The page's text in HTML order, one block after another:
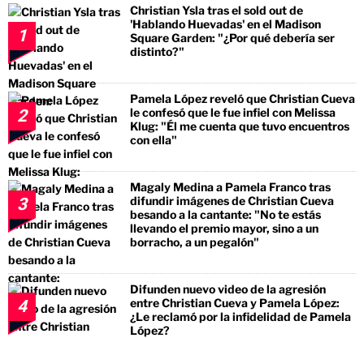
1
Christian Ysla tras el sold out de
'Hablando Huevadas' en el Madison
Square Garden: "¿Por qué debería ser
distinto?"
2
Pamela López reveló que Christian Cueva
le confesó que le fue infiel con Melissa
Klug: "Él me cuenta que tuvo encuentros
con ella"
3
Magaly Medina a Pamela Franco tras
difundir imágenes de Christian Cueva
besando a la cantante: "No te estás
llevando el premio mayor, sino a un
borracho, a un pegalón"
4
Difunden nuevo video de la agresión
entre Christian Cueva y Pamela López:
¿Le reclamó por la infidelidad de Pamela
López?